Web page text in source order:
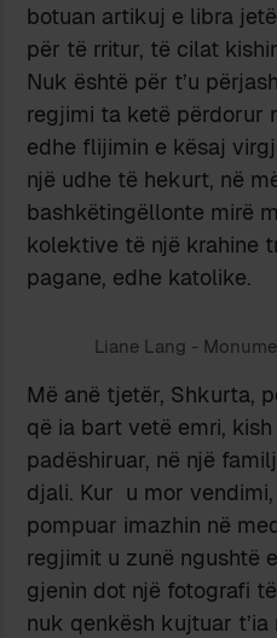
botuan artikuj e libra
për të rritur, të cilat
Nuk është për t’u
regjimi ta ketë përdorur
edhe flijimin e kësaj
një udhe të hekurt, në
bashkëtingëllonte mirë
kolektive të një krahine
pagane, edhe katolike.
Liane Lang -
Më anë tjetër, Shkurta,
që ia bart vetë emri,
padëshiruar, në një
djali. Kur u mor
pompuar imazhin në
regjimit u zunë ngushtë
gjenin dot një fotografi
nuk qenkësh kujtuar